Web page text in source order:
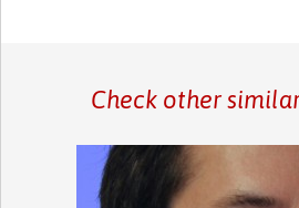
Check other